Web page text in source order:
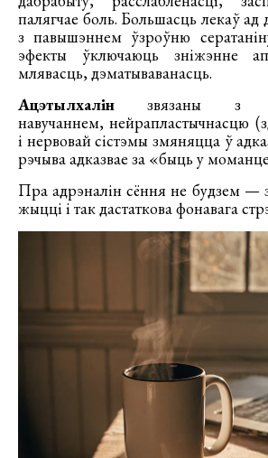
палягчае боль. Большасць лекаў ад
з павышэннем ўзроўню
эфекты ўключаюць зніжэнне
млявасць, дэматываванасць.
Ацэтылхалін звязаны з
навучаннем, нейрапластычнасцю
і нервовай сістэмы змяняцца ў
рэчыва адказвае за «быць у
Пра адрэналін сёння не будзем —
жыцці і так дастаткова фонавага